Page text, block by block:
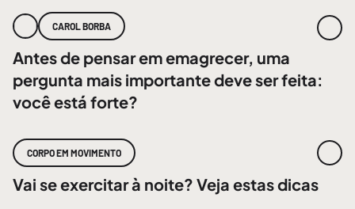
CAROL BORBA
Antes de pensar em emagrecer, uma
pergunta mais importante deve ser feita:
você está forte?
CORPO EM MOVIMENTO
Vai se exercitar à noite? Veja estas dicas